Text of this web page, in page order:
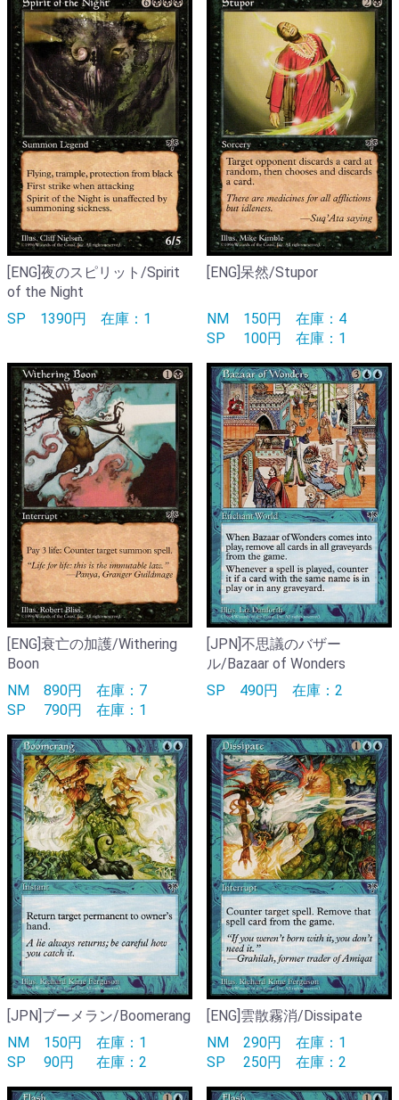
[ENG]夜のスピリット/Spirit
of the Night
SP 1390円 在庫：1
[ENG]呆然/Stupor
NM 150円 在庫：4
SP
100円 在庫：1
[ENG]衰亡の加護/Withering
Boon
NM 890円 在庫：7
SP
790円 在庫：1
[JPN]不思議のバザー
ル/Bazaar of Wonders
SP 490円 在庫：2
[JPN]ブーメラン/Boomerang
NM 150円 在庫：1
SP
90円 在庫：2
[ENG]雲散霧消/Dissipate
NM 290円 在庫：1
SP
250円 在庫：2